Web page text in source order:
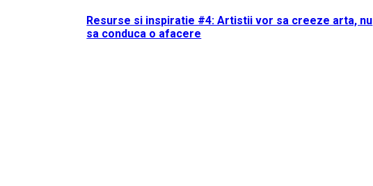
Resurse si inspiratie #4: Artistii vor sa creeze arta, nu
sa conduca o afacere